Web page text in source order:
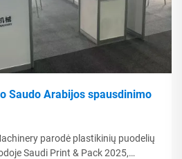
Saudo Arabijos spausdinimo
parodė plastikinių puodelių
Saudi Print & Pack 2025,